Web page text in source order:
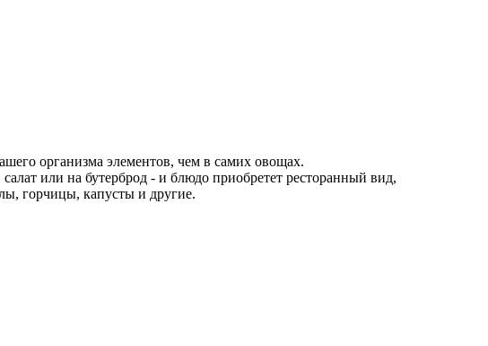
организма элементов, чем в самих овощах.
или на бутерброд - и блюдо приобретет ресторанный вид,
горчицы, капусты и другие.